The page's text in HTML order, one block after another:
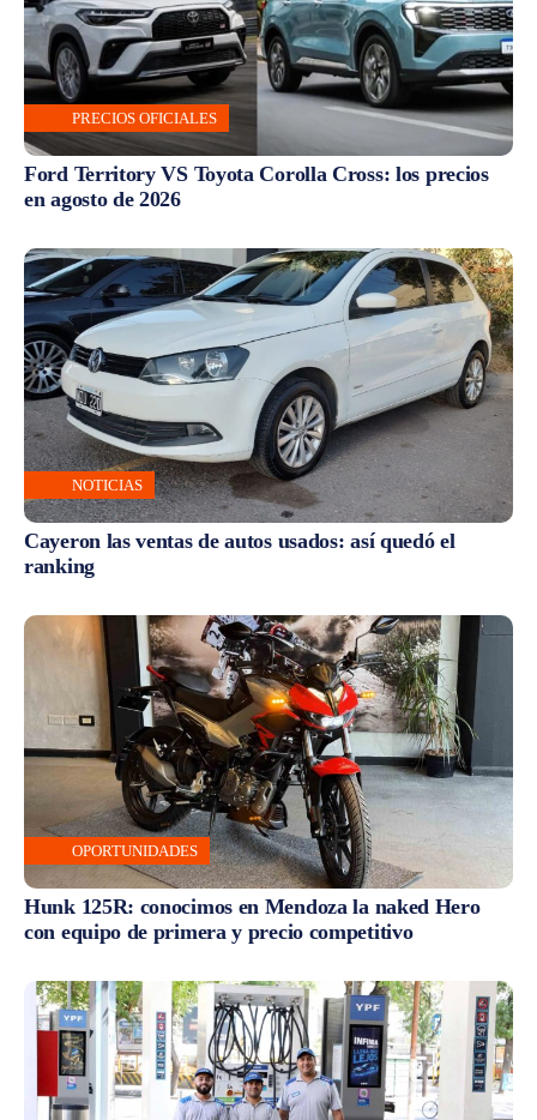
PRECIOS OFICIALES
Ford Territory VS Toyota Corolla Cross: los precios
en agosto de 2026
NOTICIAS
Cayeron las ventas de autos usados: así quedó el
ranking
OPORTUNIDADES
Hunk 125R: conocimos en Mendoza la naked Hero
con equipo de primera y precio competitivo